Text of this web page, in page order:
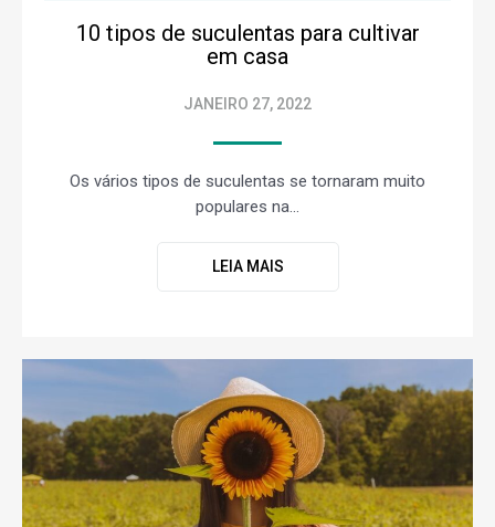
10 tipos de suculentas para cultivar
em casa
JANEIRO 27, 2022
Os vários tipos de suculentas se tornaram muito
populares na...
LEIA MAIS